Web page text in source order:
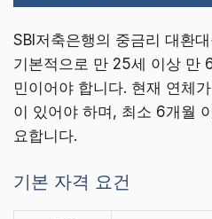
SBI저축은행의 중금리 대환
기본적으로 만 25세 이상 만
민이어야 합니다. 현재 연체
이 있어야 하며, 최소 6개월
요합니다.
기본 자격 요건